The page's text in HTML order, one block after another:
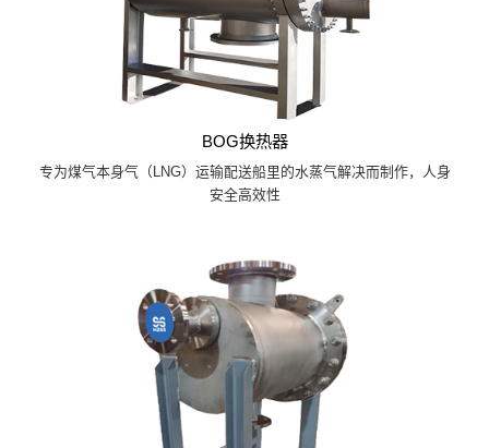
BOG换热器
专为煤气本身气（LNG）运输配送船里的水蒸气解决而制作，人身
安全高效性